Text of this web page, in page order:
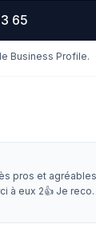
65
Business Profile.
pros et
à eux 2👍 Je